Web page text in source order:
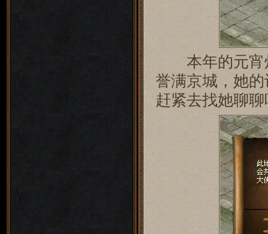
本年的元宵
誉满京城，她
赶紧去找她聊